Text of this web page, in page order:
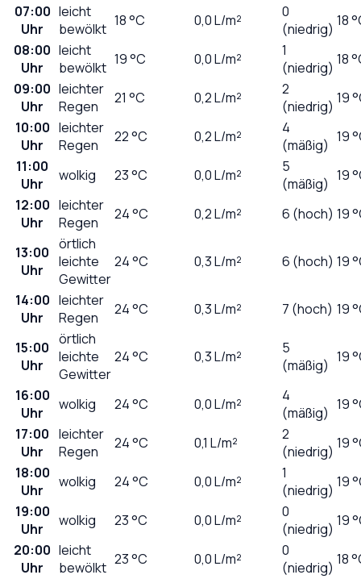
07:00
Uhr
leicht
bewölkt 18°C 0,0L/m²
0
(niedrig) 18
08:00
Uhr
leicht
bewölkt 19°C 0,0L/m²
1
(niedrig) 18
09:00
Uhr
leichter
Regen
21 °C 0,2L/m²
2
(niedrig) 19
10:00
Uhr
leichter
Regen
22°C 0,2L/m²
4
(mäßig) 19
11:00
Uhr
wolkig 23°C 0,0L/m²
5
(mäßig) 19
12:00
Uhr
leichter
Regen
24°C 0,2L/m² 6 (hoch) 19
13:00
Uhr
örtlich
leichte
Gewitter
24°C 0,3L/m² 6 (hoch) 19
14:00
Uhr
leichter
Regen
24°C 0,3L/m² 7 (hoch) 19
15:00
Uhr
örtlich
leichte
Gewitter
24°C 0,3L/m²
5
(mäßig) 19
16:00
Uhr
wolkig 24°C 0,0L/m²
4
(mäßig) 19
17:00
Uhr
leichter
Regen
24°C 0,1 L/m²
2
(niedrig) 19
18:00
Uhr
wolkig 24°C 0,0L/m²
1
(niedrig) 19
19:00
Uhr
wolkig 23°C 0,0L/m²
0
(niedrig) 19
20:00
Uhr
leicht
bewölkt 23°C 0,0L/m²
0
(niedrig) 18